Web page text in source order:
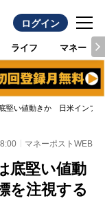
ログイン
ライフ マネー
堅い値動きか 日米インフ
マネーポストWEB
底堅い値動
を注視する